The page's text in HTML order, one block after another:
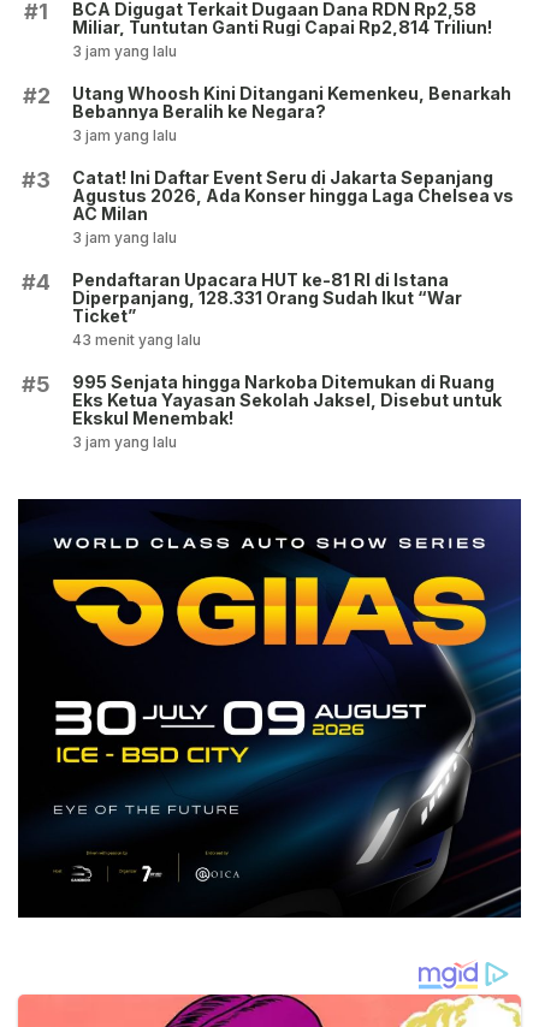
#1
BCA Digugat Terkait Dugaan Dana RDN Rp2,58
Miliar, Tuntutan Ganti Rugi Capai Rp2,814 Triliun!
3 jam yang lalu
#2
Utang Whoosh Kini Ditangani Kemenkeu, Benarkah
Bebannya Beralih ke Negara?
3 jam yang lalu
#3
Catat! Ini Daftar Event Seru di Jakarta Sepanjang
Agustus 2026, Ada Konser hingga Laga Chelsea vs
AC Milan
3 jam yang lalu
#4
Pendaftaran Upacara HUT ke-81 RI di Istana
Diperpanjang, 128.331 Orang Sudah Ikut “War
Ticket”
43 menit yang lalu
#5
995 Senjata hingga Narkoba Ditemukan di Ruang
Eks Ketua Yayasan Sekolah Jaksel, Disebut untuk
Ekskul Menembak!
3 jam yang lalu